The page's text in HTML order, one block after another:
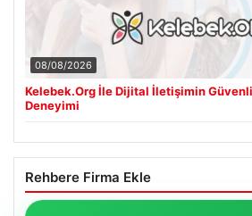
08/08/2026
Kelebek.Org İle Dijital İletişimin
Deneyimi
Rehbere Firma Ekle